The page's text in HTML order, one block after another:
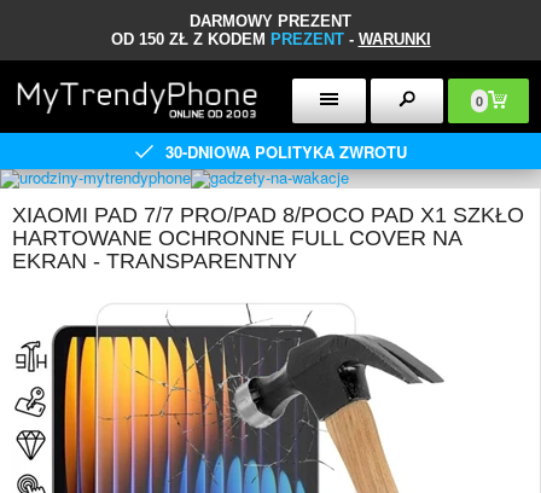
DARMOWY PREZENT
OD 150 ZŁ Z KODEM PREZENT- WARUNKI
0
30-DNIOWA POLITYKA ZWROTU
XIAOMI PAD 7/7 PRO/PAD 8/POCO PAD X1 SZKŁO
HARTOWANE OCHRONNE FULL COVER NA
EKRAN - TRANSPARENTNY